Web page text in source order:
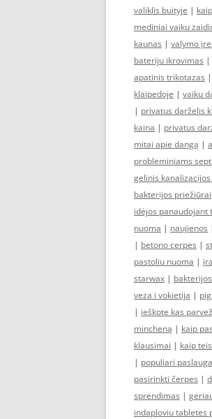
valiklis buityje |
mediniai vaiku
kaunas | valymo
bateriju ikrovimas |
apatinis trikotazas |
klaipedoje | vaiku
| privatus darželis
kaina | privatus
mitai apie dangą |
probleminiams
gelinis
bakterijos priežiūrai
idėjos panaudojant
nuoma | naujienos
| betono cerpes |
pastoliu nuoma |
starwax |
veza i vokietija |
| ieškote kas
mincheną | kaip
klausimai | kaip
| populiari paslauga
pasirinkti čerpes |
sprendimas |
indaploviu tabletes